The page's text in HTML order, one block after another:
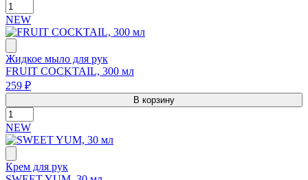
NEW
Жидкое мыло для рук
FRUIT COCKTAIL, 300 мл
259 ₽
В корзину
NEW
Крем для рук